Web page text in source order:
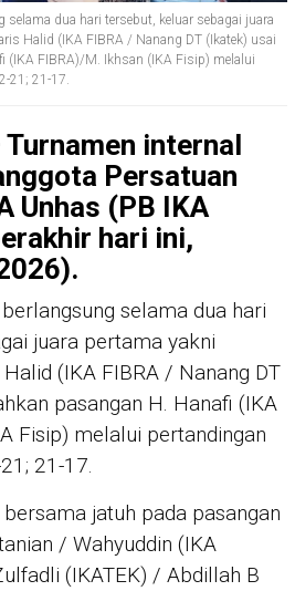
selama dua hari tersebut, keluar sebagai juara
Halid (IKA FIBRA / Nanang DT (Ikatek) usai
(IKA FIBRA)/M. Ikhsan (IKA Fisip) melalui
21; 21-17.
Turnamen internal
Persatuan
Unhas (PB IKA
hari ini,
selama dua hari
juara pertama yakni
(IKA FIBRA / Nanang DT
pasangan H. Hanafi (IKA
Fisip) melalui pertandingan
21-17.
jatuh pada pasangan
/ Wahyuddin (IKA
(IKATEK) / Abdillah B